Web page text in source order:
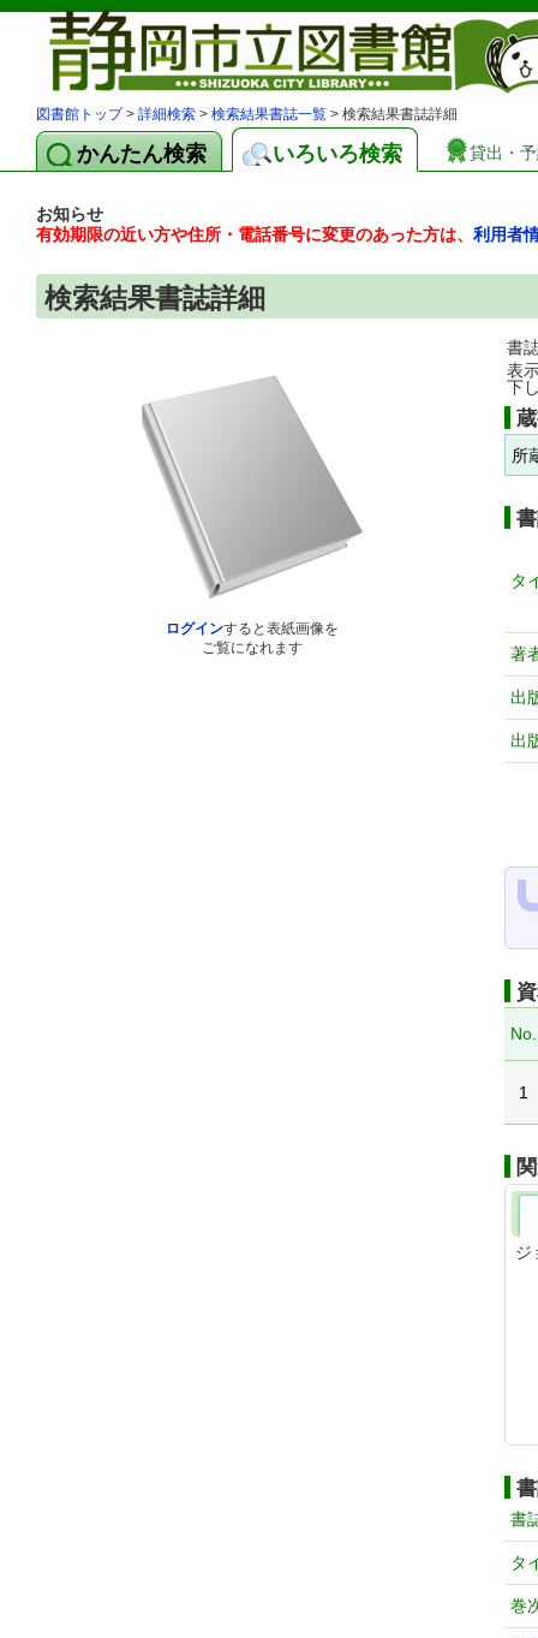
図書館トップ> 詳細検索 > 検索結果書誌一覧 > 検索結果書誌詳細
かんたん検索 いろいろ検索 貸出・
お知らせ
有効期限の近い方や住所・電話番号に変更のあった方は、 利用者
検索結果書誌詳細
ログインすると表紙画像を
ご覧になれます
書
表
下
所
タ
著
出
出
No.
1
ジ
書
タ
巻